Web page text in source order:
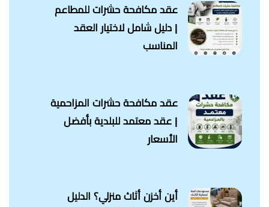
عقد مكافحة حشرات للمطاعم
| دليل شامل لاختيار العقد
المناسب
عقد مكافحة حشرات المزاحمية
| عقد معتمد للبلدية بأفضل
الأسعار
أين أخزن أثاث منزلي؟ الدليل